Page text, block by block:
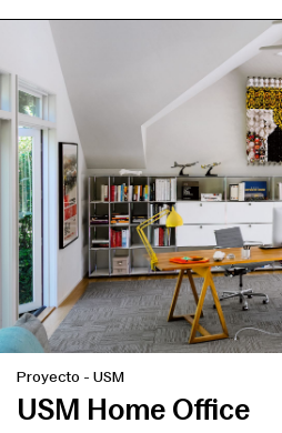
Proyecto - USM
USM Home Office